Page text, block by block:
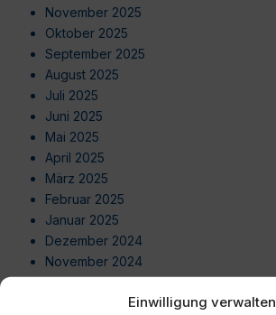
Einwilligung verwalten
November 2025
Oktober 2025
September 2025
August 2025
Juli 2025
Juni 2025
Mai 2025
April 2025
März 2025
Februar 2025
Januar 2025
Dezember 2024
November 2024
Oktober 2024
September 2024